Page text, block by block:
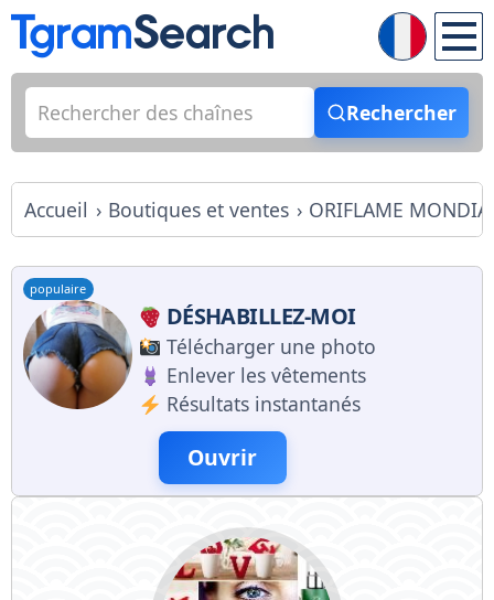
Rechercher
Accueil Boutiques et ventes ORIFLAME
populaire
DÉSHABILLEZ-MOI
Télécharger une photo
Enlever les vêtements
Résultats instantanés
Ouvrir